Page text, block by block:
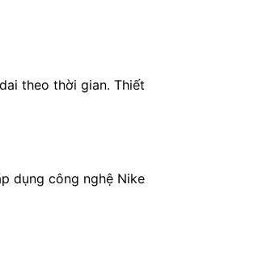
theo thời gian. Thiết
dụng công nghệ Nike